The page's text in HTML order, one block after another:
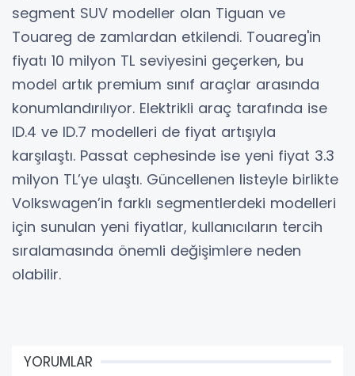
segment SUV modeller olan Tiguan ve
Touareg de zamlardan etkilendi. Touareg'in
fiyatı 10 milyon TL seviyesini geçerken, bu
model artık premium sınıf araçlar arasında
konumlandırılıyor. Elektrikli araç tarafında ise
ID.4 ve ID.7 modelleri de fiyat artışıyla
karşılaştı. Passat cephesinde ise yeni fiyat 3.3
milyon TL’ye ulaştı. Güncellenen listeyle birlikte
Volkswagen’in farklı segmentlerdeki modelleri
için sunulan yeni fiyatlar, kullanıcıların tercih
sıralamasında önemli değişimlere neden
olabilir.
YORUMLAR